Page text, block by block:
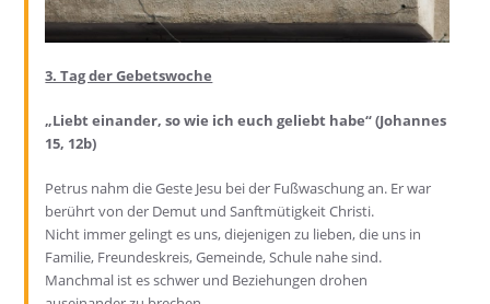
3. Tag der Gebetswoche
„Liebt einander, so wie ich euch geliebt habe“ (Johannes
15, 12b)
Petrus nahm die Geste Jesu bei der Fußwaschung an. Er war
berührt von der Demut und Sanftmütigkeit Christi.
Nicht immer gelingt es uns, diejenigen zu lieben, die uns in
Familie, Freundeskreis, Gemeinde, Schule nahe sind.
Manchmal ist es schwer und Beziehungen drohen